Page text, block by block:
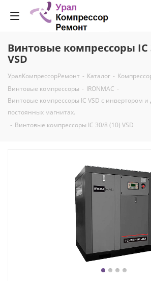
Винтовые компрессоры IC
VSD
УралКомпрессорРемонт - Каталог -
Винтовые компрессоры - IRONMAC -
Винтовые компрессоры IC VSD с инвертором и
постоянных магнитах.
- Винтовые компрессоры IC 30/8 (10) VSD